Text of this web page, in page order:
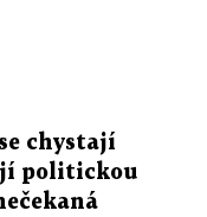
chystají
politickou